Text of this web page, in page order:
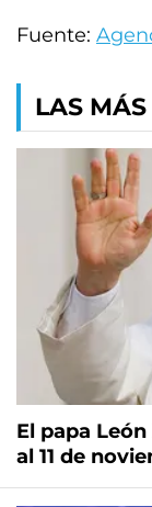
Fuente:
LAS
El papa
al 11 de